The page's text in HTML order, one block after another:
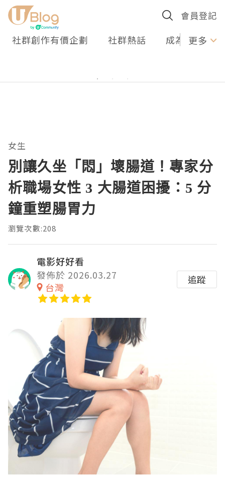
會員登記
社群創作有價企劃 社群熱話 成為U更多
女生
別讓久坐「悶」壞腸道！專家分
析職場女性 3 大腸道困擾：5 分
鐘重塑腸胃力
瀏覽次數:208
電影好好看
發佈於 2026.03.27
台灣
追蹤